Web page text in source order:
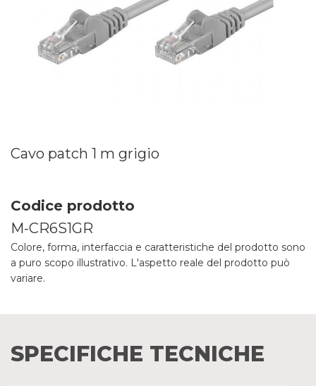
Cavo patch 1 m grigio
Codice prodotto
M-CR6S1GR
Colore, forma, interfaccia e caratteristiche del prodotto sono
a puro scopo illustrativo. L'aspetto reale del prodotto può
variare.
SPECIFICHE TECNICHE